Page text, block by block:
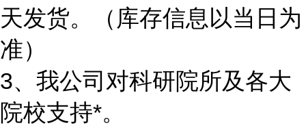
天发货。（库存信息以当日为
准）
3、我公司对科研院所及各大
院校支持*。